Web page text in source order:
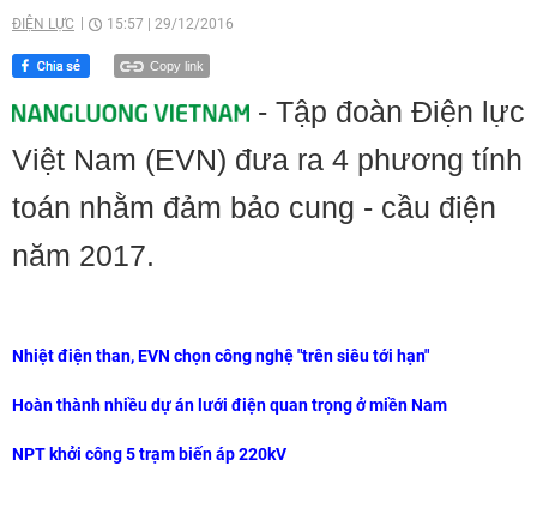
ĐIỆN LỰC 15:57 29/12/2016
Copy link
- Tập đoàn Điện lực
Việt Nam (EVN) đưa ra 4 phương tính
toán nhằm đảm bảo cung - cầu điện
năm 2017.
Nhiệt điện than, EVN chọn công nghệ "trên siêu tới hạn"
Hoàn thành nhiều dự án lưới điện quan trọng ở miền Nam
NPT khởi công 5 trạm biến áp 220kV